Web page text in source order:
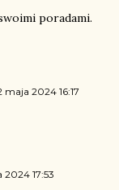
poradami.
maja 2024 16:17
2024 17:53